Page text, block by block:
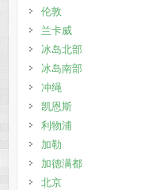
伦敦
兰卡威
冰岛北部
冰岛南部
冲绳
凯恩斯
利物浦
加勒
加德满都
北京